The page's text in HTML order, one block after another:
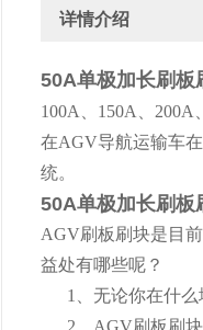
详情介绍
50A单极加长刷板
100A、150A、
在AGV导航运输车
统。
50A单极加长刷板
AGV刷板刷块是目
益处有哪些呢？
1、无论你在什么
2、AGV刷板刷块